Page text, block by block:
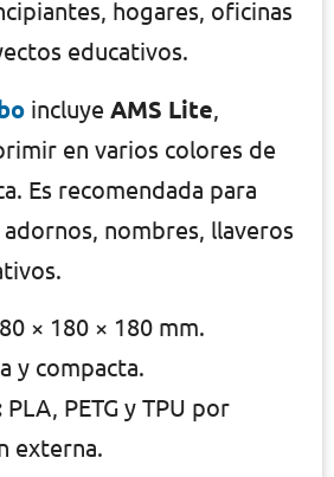
hogares, oficinas
educativos.
incluye AMS Lite
en varios colores de
Es recomendada para
nombres, llaveros
× 180 × 180 mm.
y compacta.
PLA, PETG y TPU por
externa.